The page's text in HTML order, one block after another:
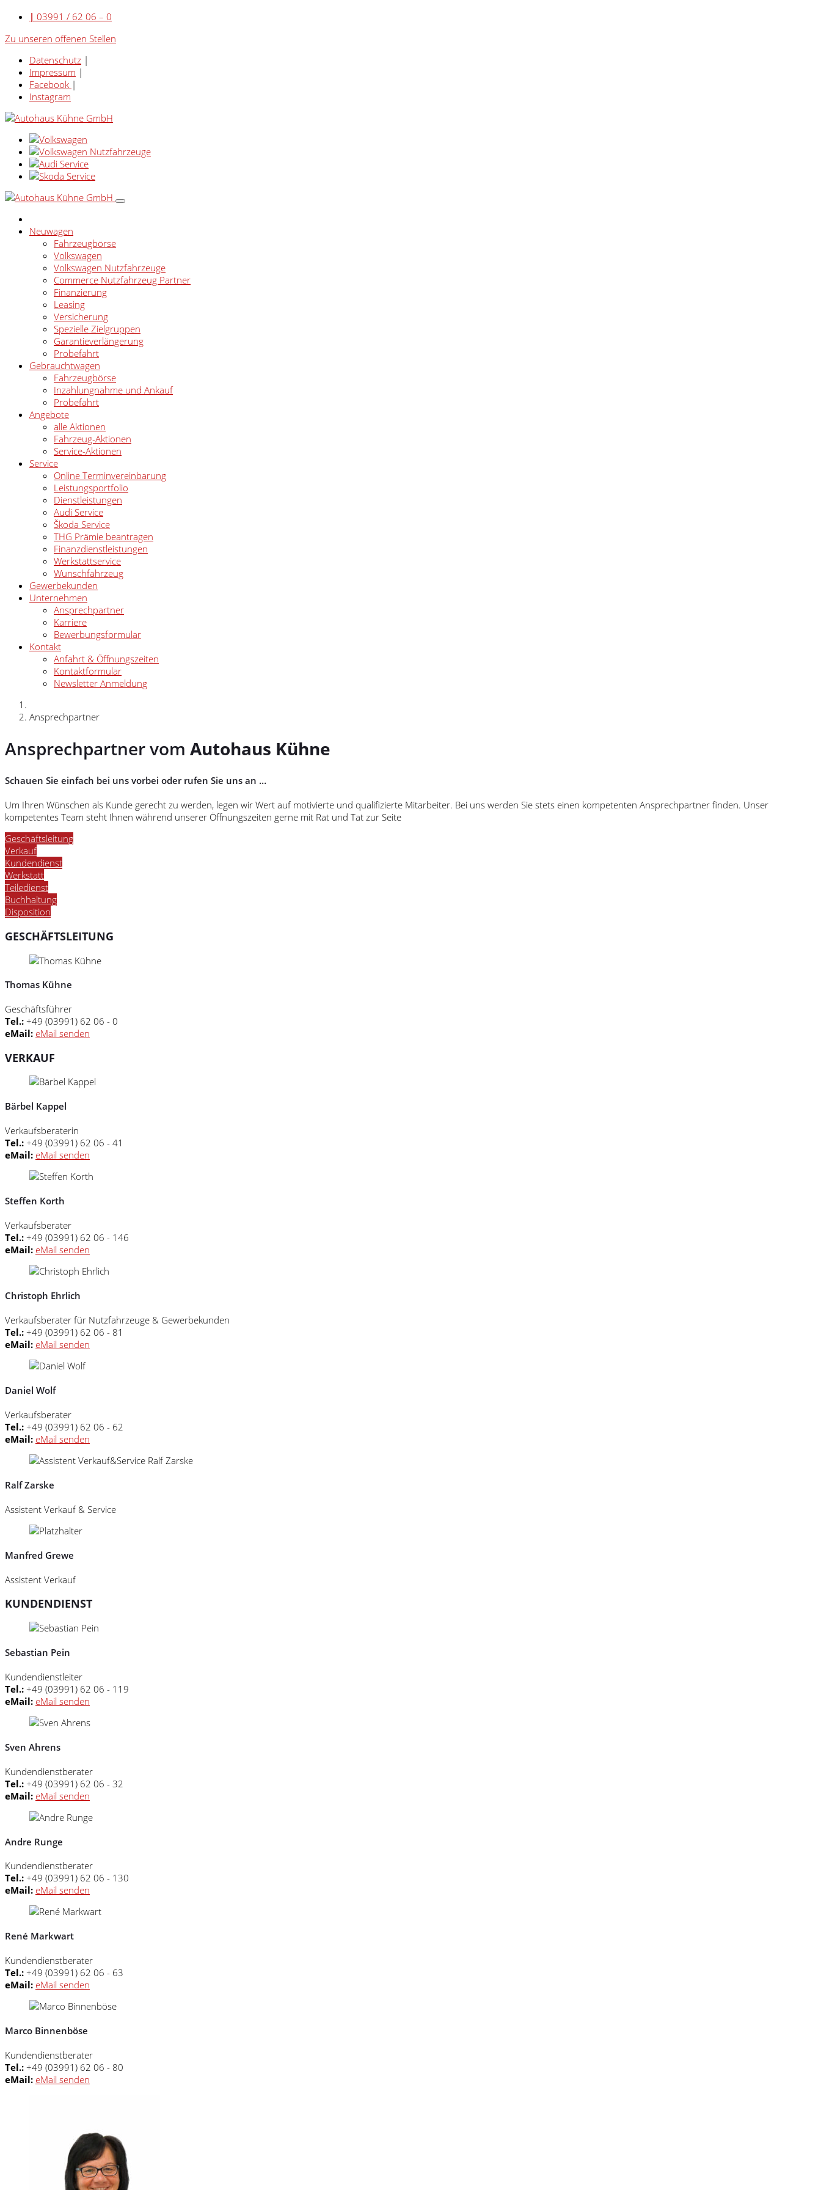
| 03991 / 62 06 – 0
Zu unseren offenen Stellen
Datenschutz |
Impressum |
Facebook |
Instagram
Neuwagen
Fahrzeugbörse
Volkswagen
Volkswagen Nutzfahrzeuge
Commerce Nutzfahrzeug Partner
Finanzierung
Leasing
Versicherung
Spezielle Zielgruppen
Garantieverlängerung
Probefahrt
Gebrauchtwagen
Fahrzeugbörse
Inzahlungnahme und Ankauf
Probefahrt
Angebote
alle Aktionen
Fahrzeug-Aktionen
Service-Aktionen
Service
Online Terminvereinbarung
Leistungsportfolio
Dienstleistungen
Audi Service
Škoda Service
THG Prämie beantragen
Finanzdienstleistungen
Werkstattservice
Wunschfahrzeug
Gewerbekunden
Unternehmen
Ansprechpartner
Karriere
Bewerbungsformular
Kontakt
Anfahrt & Öffnungszeiten
Kontaktformular
Newsletter Anmeldung
Ansprechpartner
Ansprechpartner vom Autohaus Kühne
Schauen Sie einfach bei uns vorbei oder rufen Sie uns an …
Um Ihren Wünschen als Kunde gerecht zu werden, legen wir Wert auf motivierte und qualifizierte Mitarbeiter. Bei uns werden Sie stets einen kompetenten Ansprechpartner finden. Unser
kompetentes Team steht Ihnen während unserer Öffnungszeiten gerne mit Rat und Tat zur Seite
Geschäftsleitung
Verkauf
Kundendienst
Werkstatt
Teiledienst
Buchhaltung
Disposition
GESCHÄFTSLEITUNG
Thomas Kühne
Geschäftsführer
Tel.: +49 (03991) 62 06 - 0
eMail: eMail senden
VERKAUF
Bärbel Kappel
Verkaufsberaterin
Tel.: +49 (03991) 62 06 - 41
eMail: eMail senden
Steffen Korth
Verkaufsberater
Tel.: +49 (03991) 62 06 - 146
eMail: eMail senden
Christoph Ehrlich
Verkaufsberater für Nutzfahrzeuge & Gewerbekunden
Tel.: +49 (03991) 62 06 - 81
eMail: eMail senden
Daniel Wolf
Verkaufsberater
Tel.: +49 (03991) 62 06 - 62
eMail: eMail senden
Ralf Zarske
Assistent Verkauf & Service
Manfred Grewe
Assistent Verkauf
KUNDENDIENST
Sebastian Pein
Kundendienstleiter
Tel.: +49 (03991) 62 06 - 119
eMail: eMail senden
Sven Ahrens
Kundendienstberater
Tel.: +49 (03991) 62 06 - 32
eMail: eMail senden
Andre Runge
Kundendienstberater
Tel.: +49 (03991) 62 06 - 130
eMail: eMail senden
René Markwart
Kundendienstberater
Tel.: +49 (03991) 62 06 - 63
eMail: eMail senden
Marco Binnenböse
Kundendienstberater
Tel.: +49 (03991) 62 06 - 80
eMail: eMail senden